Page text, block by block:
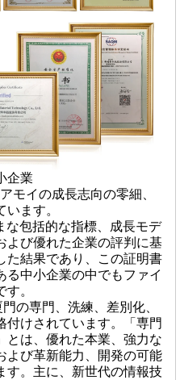
企業
モイの成長志向の零細、
ます。
な包括的な指標、成長モデ
よび優れた企業の評判に基
た結果であり、この証明書
る中小企業の中でもファイ
。
の専門、洗練、差別化、
付けされています。「専門
とは、優れた本業、強力な
よび革新能力、開発の可能
す。主に、新世代の情報技